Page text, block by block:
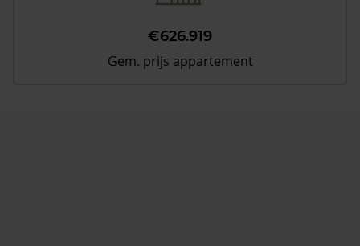
€626.919
Gem. prijs appartement